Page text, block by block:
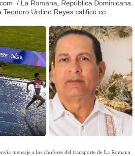
/ La Romana, República Dominicana.
Urdino Reyes calificó co...
mensaje a los choferes del transporte de La Romana